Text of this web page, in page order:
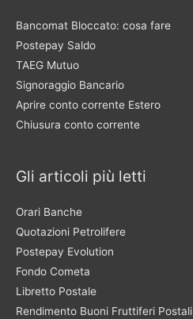
Bancomat Bloccato: cosa fare
Postepay Saldo
TAEG Mutuo
Signoraggio Bancario
Aprire conto corrente Estero
Chiusura conto corrente
Gli articoli più letti
Orari Banche
Quotazioni Petrolifere
Postepay Evolution
Fondo Cometa
Libretto Postale
Rendimento Buoni Fruttiferi Postali